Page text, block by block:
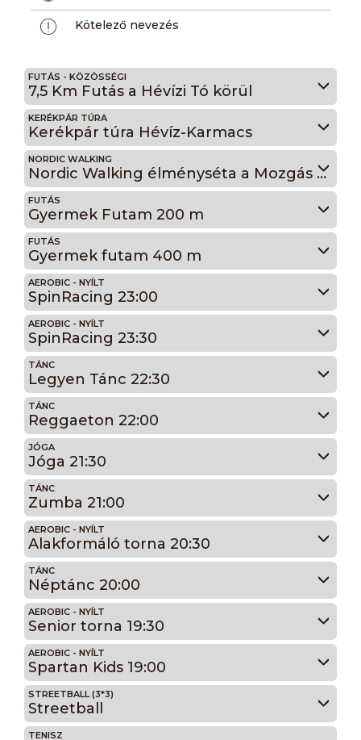
Kötelező nevezés
FUTÁS - KÖZÖSSÉGI
7,5 Km Futás a Hévízi Tó körül
KERÉKPÁR TÚRA
Kerékpár túra Hévíz-Karmacs
NORDIC WALKING
Nordic Walking élményséta a Mozgás éjszakáján Hévízen - Az emberi test túrája
FUTÁS
Gyermek Futam 200 m
FUTÁS
Gyermek futam 400 m
AEROBIC - NYÍLT
SpinRacing 23:00
AEROBIC - NYÍLT
SpinRacing 23:30
TÁNC
Legyen Tánc 22:30
TÁNC
Reggaeton 22:00
JÓGA
Jóga 21:30
TÁNC
Zumba 21:00
AEROBIC - NYÍLT
Alakformáló torna 20:30
TÁNC
Néptánc 20:00
AEROBIC - NYÍLT
Senior torna 19:30
AEROBIC - NYÍLT
Spartan Kids 19:00
STREETBALL (3*3)
Streetball
TENISZ